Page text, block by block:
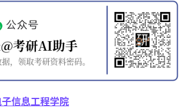
子信息工程学院